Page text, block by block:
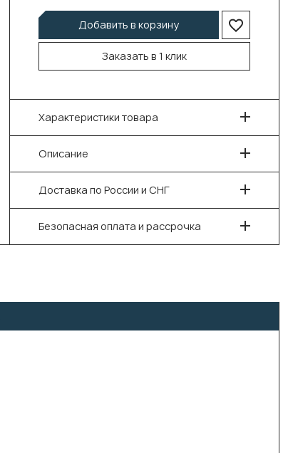
Добавить в корзину
Заказать в 1 клик
Характеристики товара
Описание
Доставка по России и СНГ
Безопасная оплата и рассрочка